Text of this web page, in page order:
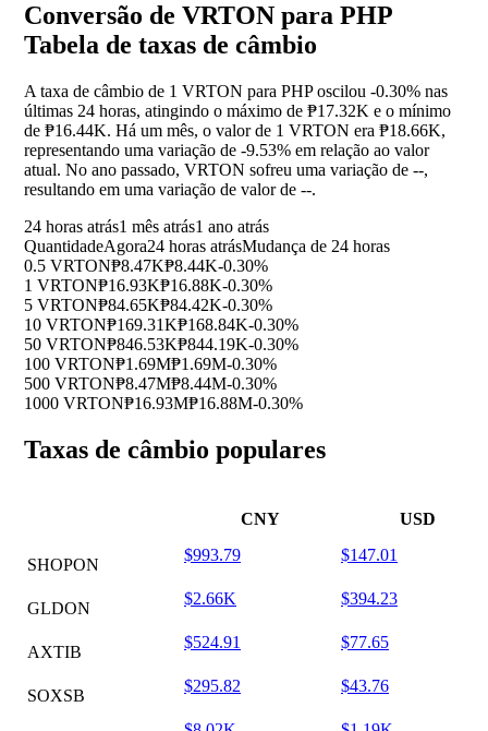
Conversão de VRTON para PHP
Tabela de taxas de câmbio
A taxa de câmbio de 1 VRTON para PHP oscilou -0.30% nas
últimas 24 horas, atingindo o máximo de ₱17.32K e o mínimo
de ₱16.44K. Há um mês, o valor de 1 VRTON era ₱18.66K,
representando uma variação de -9.53% em relação ao valor
atual. No ano passado, VRTON sofreu uma variação de --,
resultando em uma variação de valor de --.
24 horas atrás1 mês atrás1 ano atrás
QuantidadeAgora24 horas atrásMudança de 24 horas
0.5 VRTON₱8.47K₱8.44K-0.30%
1 VRTON₱16.93K₱16.88K-0.30%
5 VRTON₱84.65K₱84.42K-0.30%
10 VRTON₱169.31K₱168.84K-0.30%
50 VRTON₱846.53K₱844.19K-0.30%
100 VRTON₱1.69M₱1.69M-0.30%
500 VRTON₱8.47M₱8.44M-0.30%
1000 VRTON₱16.93M₱16.88M-0.30%
Taxas de câmbio populares
CNY USD
SHOPON
$993.79 $147.01
GLDON
$2.66K $394.23
AXTIB
$524.91 $77.65
SOXSB
$295.82 $43.76